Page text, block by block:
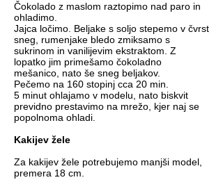
Čokolado z maslom raztopimo nad paro in
ohladimo.
Jajca ločimo. Beljake s soljo stepemo v čvrst
sneg, rumenjake bledo zmiksamo s
sukrinom in vanilijevim ekstraktom. Z
lopatko jim primešamo čokoladno
mešanico, nato še sneg beljakov.
Pečemo na 160 stopinj cca 20 min.
5 minut ohlajamo v modelu, nato biskvit
previdno prestavimo na mrežo, kjer naj se
popolnoma ohladi.
Kakijev žele
Za kakijev žele potrebujemo manjši model,
premera 18 cm.